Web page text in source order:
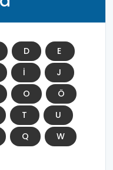
D
E
İ
J
O
Ö
T
U
Q
W